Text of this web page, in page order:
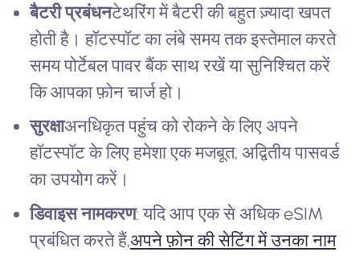
बैटरी प्रबंधनटेथरिंग में बैटरी की बहुत ज़्यादा खपत
होती है। हॉटस्पॉट का लंबे समय तक इस्तेमाल करते
समय पोर्टेबल पावर बैंक साथ रखें या सुनिश्चित करें
कि आपका फ़ोन चार्ज हो।
सुरक्षाअनधिकृत पहुंच को रोकने के लिए अपने
हॉटस्पॉट के लिए हमेशा एक मजबूत, अद्वितीय पासवर्ड
का उपयोग करें।
डिवाइस नामकरण: यदि आप एक से अधिक eSIM
प्रबंधित करते हैं,अपने फ़ोन की सेटिंग में उनका नाम